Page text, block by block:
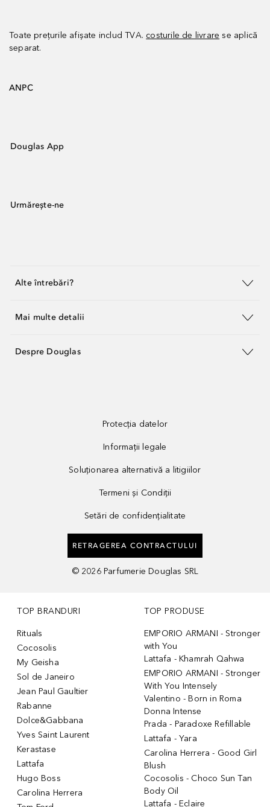
Toate prețurile afișate includ TVA. costurile de livrare se aplică
separat.
ANPC
Douglas App
Urmărește-ne
Alte întrebări?
Mai multe detalii
Despre Douglas
Protecția datelor
Informații legale
Soluționarea alternativă a litigiilor
Termeni și Condiții
Setări de confidențialitate
RETRAGEREA CONTRACTULUI
© 2026 Parfumerie Douglas SRL
TOP BRANDURI
Rituals
Cocosolis
My Geisha
Sol de Janeiro
Jean Paul Gaultier
Rabanne
Dolce&Gabbana
Yves Saint Laurent
Kerastase
Lattafa
Hugo Boss
Carolina Herrera
TOP PRODUSE
EMPORIO ARMANI - Stronger
with You
Lattafa - Khamrah Qahwa
EMPORIO ARMANI - Stronger
With You Intensely
Valentino - Born in Roma
Donna Intense
Prada - Paradoxe Refillable
Lattafa - Yara
Carolina Herrera - Good Girl
Blush
Cocosolis - Choco Sun Tan
Body Oil
Lattafa - Eclaire